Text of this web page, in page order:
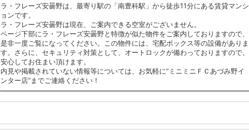
ラ・フレーズ安曇野は、最寄り駅の「南豊科駅」から徒歩11分にある賃貸マンシ
ョンです。
ラ・フレーズ安曇野は現在、ご案内できる空室がございません。
ページ下部にラ・フレーズ安曇野と特徴が似た物件をご案内しておりますので、
是非一度ご覧になってください。この物件には、宅配ボックス等の設備がありま
す。さらに、セキュリティ対策として、オートロックが備わっておりますので、
安心してお住まい頂けます。
内見や掲載されていない情報等については、お気軽に”ミニミニＦＣあづみ野イ
ンター店”までご連絡ください！